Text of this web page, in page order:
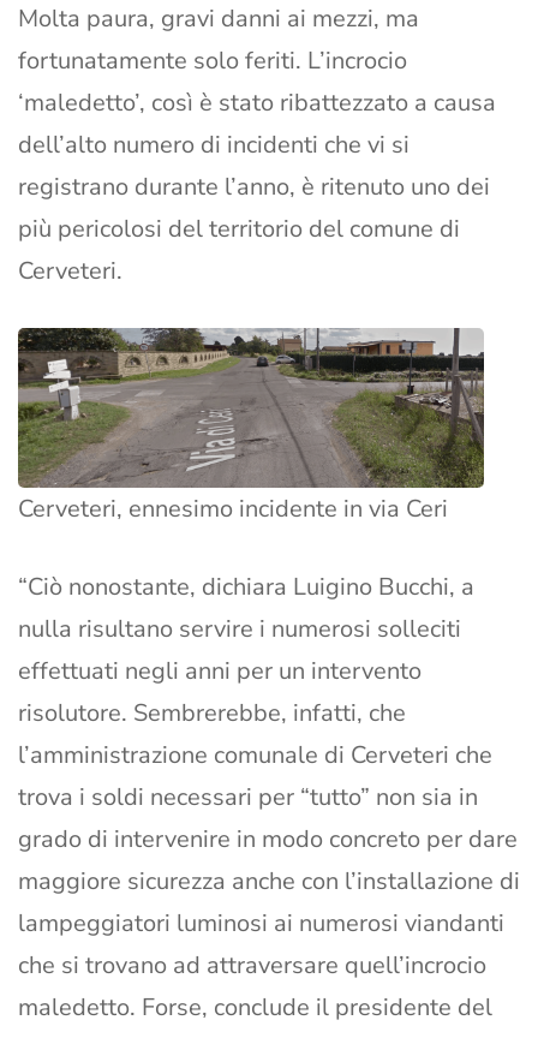
Molta paura, gravi danni ai mezzi, ma
fortunatamente solo feriti. L’incrocio
‘maledetto’, così è stato ribattezzato a causa
dell’alto numero di incidenti che vi si
registrano durante l’anno, è ritenuto uno dei
più pericolosi del territorio del comune di
Cerveteri.
Cerveteri, ennesimo incidente in via Ceri
“Ciò nonostante, dichiara Luigino Bucchi, a
nulla risultano servire i numerosi solleciti
effettuati negli anni per un intervento
risolutore. Sembrerebbe, infatti, che
l’amministrazione comunale di Cerveteri che
trova i soldi necessari per “tutto” non sia in
grado di intervenire in modo concreto per dare
maggiore sicurezza anche con l’installazione di
lampeggiatori luminosi ai numerosi viandanti
che si trovano ad attraversare quell’incrocio
maledetto. Forse, conclude il presidente del